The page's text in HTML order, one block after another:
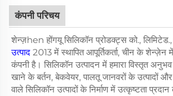
कंपनी परिचय
शेन्ज़hen होंगयू सिलिकॉन प्रोडक्ट्स को.,
उत्पाद 2013 में स्थापित आपूर्तिकर्ता, चीन के शेन्ज़ेन
कंपनी है। सिलिकॉन उत्पादन में हमारा विस्तृत
खाने के बर्तन, बेकवेयर, पालतू जानवरों के उत्पादों
वाले सिलिकॉन उत्पादों के निर्माण में उत्कृष्टता